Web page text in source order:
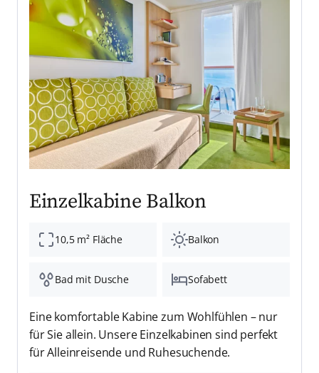
Einzelkabine Balkon
10,5 m² Fläche Balkon
Bad mit Dusche Sofabett
Eine komfortable Kabine zum Wohlfühlen – nur
für Sie allein. Unsere Einzelkabinen sind perfekt
für Alleinreisende und Ruhesuchende.